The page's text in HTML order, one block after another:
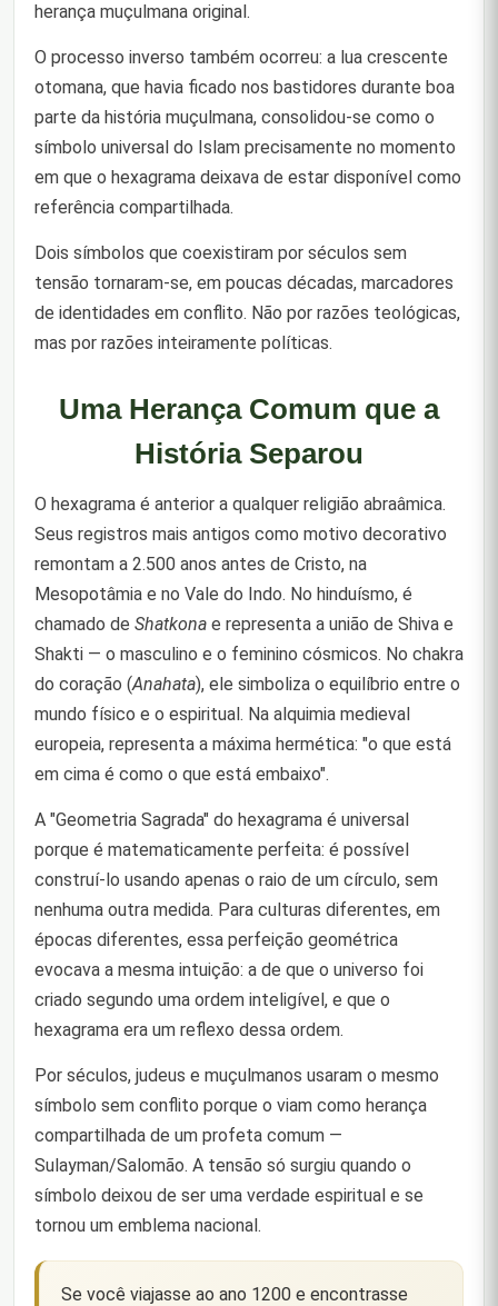
herança muçulmana original.
O processo inverso também ocorreu: a lua crescente
otomana, que havia ficado nos bastidores durante boa
parte da história muçulmana, consolidou-se como o
símbolo universal do Islam precisamente no momento
em que o hexagrama deixava de estar disponível como
referência compartilhada.
Dois símbolos que coexistiram por séculos sem
tensão tornaram-se, em poucas décadas, marcadores
de identidades em conflito. Não por razões teológicas,
mas por razões inteiramente políticas.
Uma Herança Comum que a
História Separou
O hexagrama é anterior a qualquer religião abraâmica.
Seus registros mais antigos como motivo decorativo
remontam a 2.500 anos antes de Cristo, na
Mesopotâmia e no Vale do Indo. No hinduísmo, é
chamado de Shatkona e representa a união de Shiva e
Shakti — o masculino e o feminino cósmicos. No chakra
do coração (Anahata), ele simboliza o equilíbrio entre o
mundo físico e o espiritual. Na alquimia medieval
europeia, representa a máxima hermética: "o que está
em cima é como o que está embaixo".
A "Geometria Sagrada" do hexagrama é universal
porque é matematicamente perfeita: é possível
construí-lo usando apenas o raio de um círculo, sem
nenhuma outra medida. Para culturas diferentes, em
épocas diferentes, essa perfeição geométrica
evocava a mesma intuição: a de que o universo foi
criado segundo uma ordem inteligível, e que o
hexagrama era um reflexo dessa ordem.
Por séculos, judeus e muçulmanos usaram o mesmo
símbolo sem conflito porque o viam como herança
compartilhada de um profeta comum —
Sulayman/Salomão. A tensão só surgiu quando o
símbolo deixou de ser uma verdade espiritual e se
tornou um emblema nacional.
Se você viajasse ao ano 1200 e encontrasse